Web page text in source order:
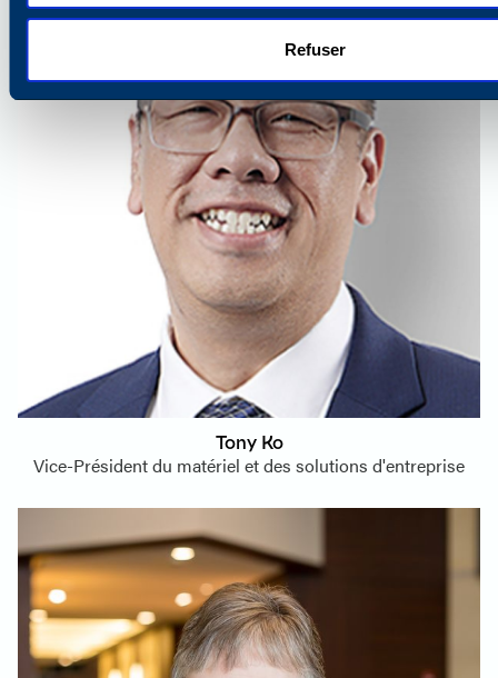
Refuser
Tony Ko
Vice-Président du matériel et des solutions d'entreprise